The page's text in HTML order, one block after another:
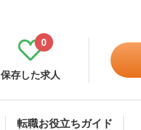
保存した求人
0
転職お役立ちガイド